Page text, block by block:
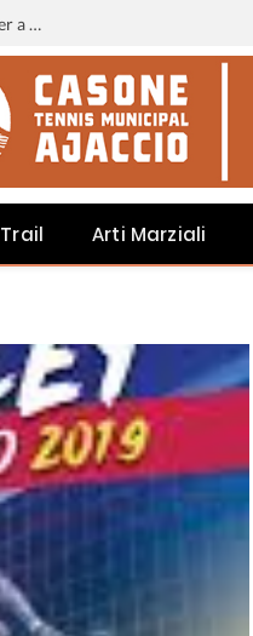
Liga 3 : u calendariu di u Sporting Club di Bastia hè cunnisciutu per a staghjoni 2026-2027
Trail Arti Marziali